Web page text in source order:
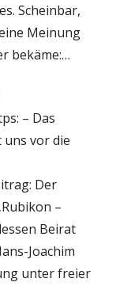
Scheinbar,
Meinung
bekäme:…
– Das
uns vor die
Der
–
Beirat
Joachim
unter freier